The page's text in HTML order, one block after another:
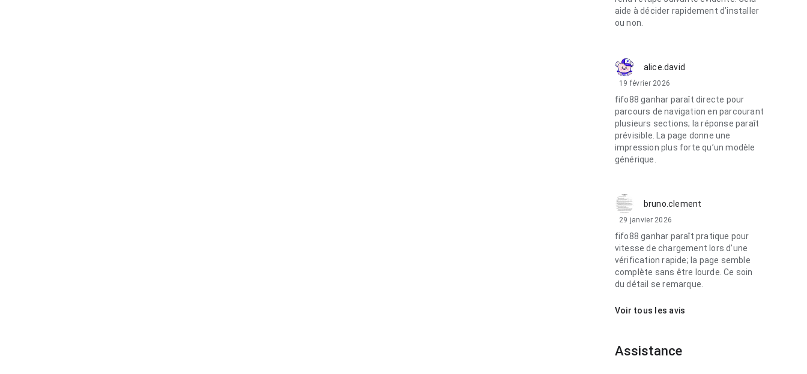
aide à décider rapidement d’installer
ou non.
alice.david
19 février 2026
fifo88 ganhar paraît directe pour
parcours de navigation en parcourant
plusieurs sections; la réponse paraît
prévisible. La page donne une
impression plus forte qu’un modèle
générique.
bruno.clement
29 janvier 2026
fifo88 ganhar paraît pratique pour
vitesse de chargement lors d’une
vérification rapide; la page semble
complète sans être lourde. Ce soin
du détail se remarque.
Voir tous les avis
Assistance